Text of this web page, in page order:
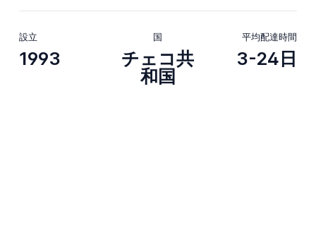
設立
1993
国
チェコ共
和国
平均配達時間
3-24日